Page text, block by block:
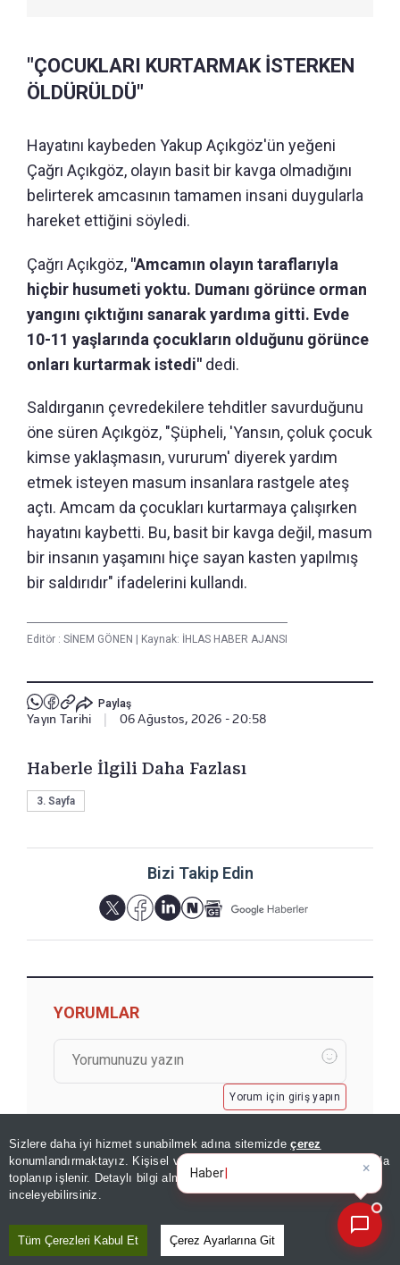
Sizlere daha iyi hizmet sunabilmek adına sitemizdeçerez
konumlandırmaktayız. Kişisel verileriniz, KVKK ve GDPR kapsamında
toplanıp işlenir. Detaylı bilgi almak içinAydınlatma Metnimizi
inceleyebilirsiniz.
Tüm Çerezleri Kabul Et Çerez Ayarlarına Git
"ÇOCUKLARI KURTARMAK İSTERKEN
ÖLDÜRÜLDÜ"
Hayatını kaybeden Yakup Açıkgöz'ün yeğeni
Çağrı Açıkgöz, olayın basit bir kavga olmadığını
belirterek amcasının tamamen insani duygularla
hareket ettiğini söyledi.
Çağrı Açıkgöz, "Amcamın olayın taraflarıyla
hiçbir husumeti yoktu. Dumanı görünce orman
yangını çıktığını sanarak yardıma gitti. Evde
10-11 yaşlarında çocukların olduğunu görünce
onları kurtarmak istedi" dedi.
Saldırganın çevredekilere tehditler savurduğunu
öne süren Açıkgöz, "Şüpheli, 'Yansın, çoluk çocuk
kimse yaklaşmasın, vururum' diyerek yardım
etmek isteyen masum insanlara rastgele ateş
açtı. Amcam da çocukları kurtarmaya çalışırken
hayatını kaybetti. Bu, basit bir kavga değil, masum
bir insanın yaşamını hiçe sayan kasten yapılmış
bir saldırıdır" ifadelerini kullandı.
Editör : SİNEM GÖNEN Kaynak: İHLAS HABER AJANSI
Paylaş
Yayın Tarihi 06 Ağustos, 2026 - 20:58
Haberle İlgili Daha Fazlası
3. Sayfa
Bizi Takip Edin
YORUMLAR
Yorum için giriş yapın
GÖZDEN KAÇMASIN
×
Bugünün öne çıkan manşetler